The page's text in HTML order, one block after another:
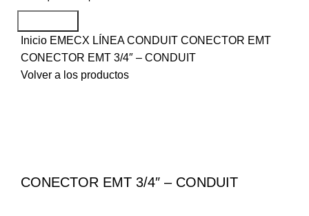
Inicio EMECX LÍNEA CONDUIT CONECTOR EMT
CONECTOR EMT 3/4″ – CONDUIT
Volver a los productos
CONECTOR EMT 3/4″ – CONDUIT